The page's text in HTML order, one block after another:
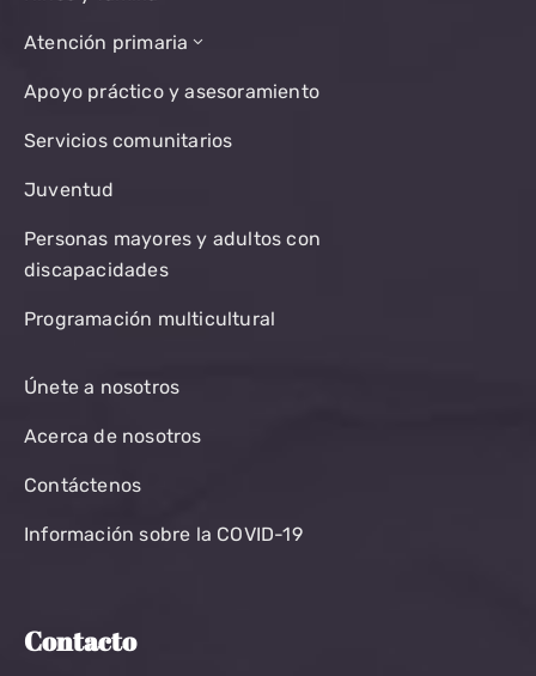
Atención primaria
Apoyo práctico y asesoramiento
Servicios comunitarios
Juventud
Personas mayores y adultos con
discapacidades
Programación multicultural
Únete a nosotros
Acerca de nosotros
Contáctenos
Información sobre la COVID-19
Contacto